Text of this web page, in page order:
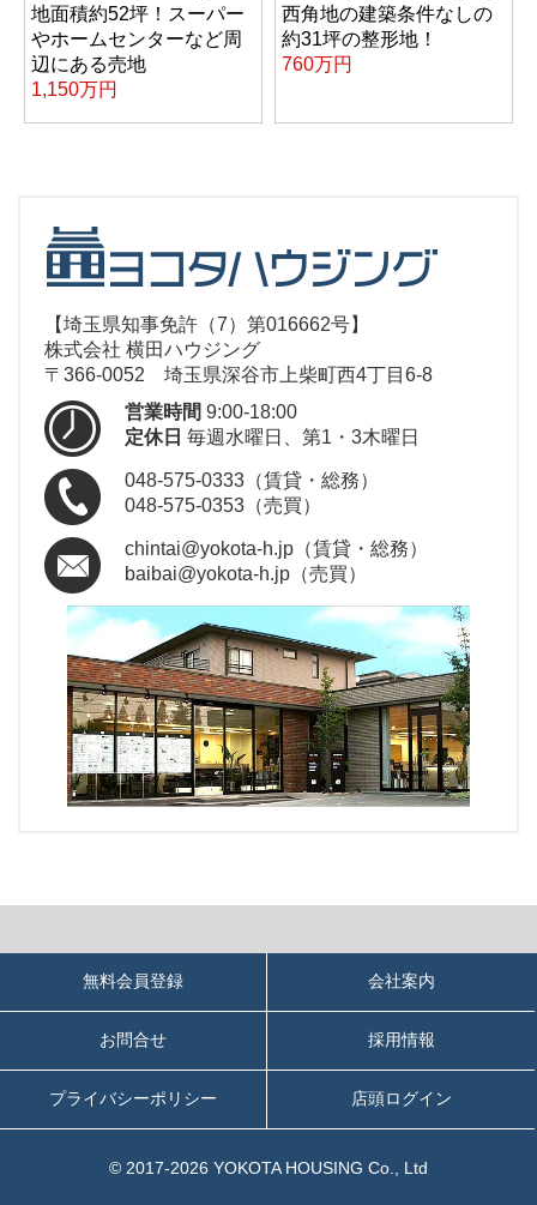
地面積約52坪！スーパー
やホームセンターなど周
辺にある売地
1,150万円
西角地の建築条件なしの
約31坪の整形地！
760万円
【埼玉県知事免許（7）第016662号】
株式会社 横田ハウジング
〒366-0052 埼玉県深谷市上柴町西4丁目6-8
営業時間 9:00-18:00
定休日 毎週水曜日、第1・3木曜日
048-575-0333（賃貸・総務）
048-575-0353（売買）
chintai@yokota-h.jp（賃貸・総務）
baibai@yokota-h.jp（売買）
無料会員登録 会社案内
お問合せ 採用情報
プライバシーポリシー 店頭ログイン
© 2017-2026 YOKOTA HOUSING Co., Ltd